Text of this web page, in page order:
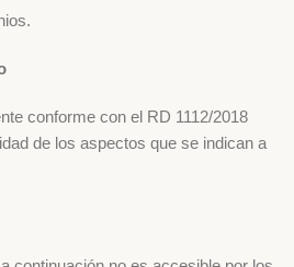
conforme con el RD 1112/2018
de los aspectos que se indican a